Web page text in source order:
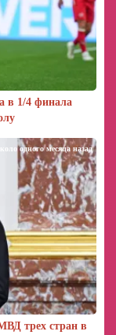
в 1/4 финала
трех стран в
около одного месяца назад